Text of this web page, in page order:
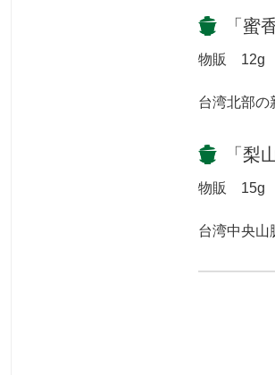
「蜜
物販 12g
台湾北部の
「梨
物販 15g
台湾中央山